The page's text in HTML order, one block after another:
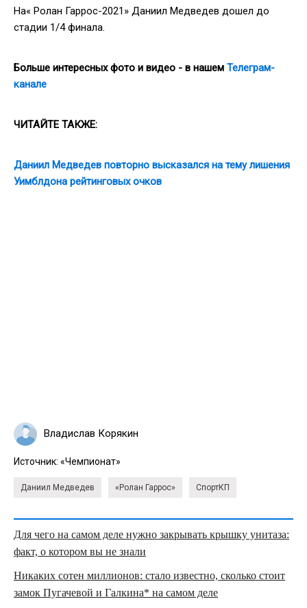
На« Ролан Гаррос-2021» Даниил Медведев дошел до
стадии 1/4 финала.
Больше интересных фото и видео - в нашем Телеграм-
канале
ЧИТАЙТЕ ТАКЖЕ:
Даниил Медведев повторно высказался на тему лишения
Уимблдона рейтинговых очков
Владислав Корякин
Источник: «Чемпионат»
Даниил Медведев «Ролан Гаррос» СпортКП
Для чего на самом деле нужно закрывать крышку унитаза:
факт, о котором вы не знали
Никаких сотен миллионов: стало известно, сколько стоит
замок Пугачевой и Галкина* на самом деле